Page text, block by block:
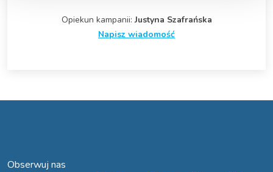
Opiekun kampanii:Justyna Szafrańska
Napisz wiadomość
Obserwuj nas